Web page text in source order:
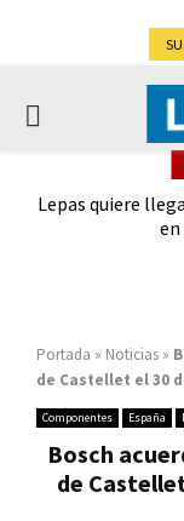
PRIMARY
Lepas quiere
Nissan Ávila
Qashqai y
Portada » Noticias »
de Castellet el 30
Componentes España
Bosch
de